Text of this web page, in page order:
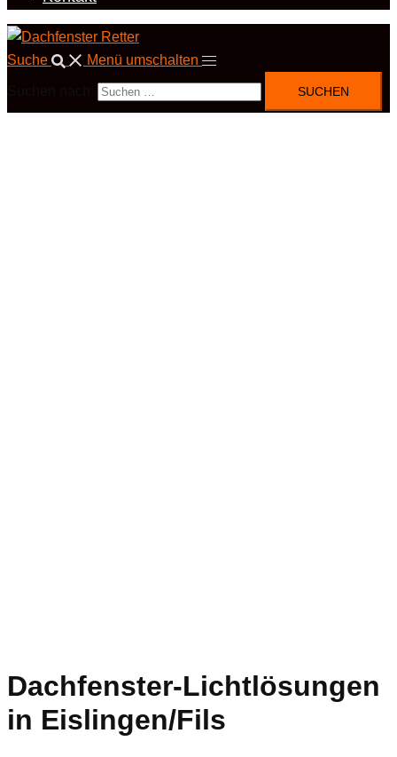
Suche Menü umschalten
Dachfenster-Lichtlösungen
in Eislingen/Fils